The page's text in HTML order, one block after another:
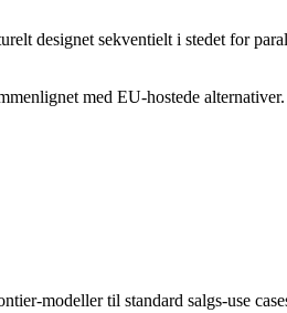
designet sekventielt i stedet for
med EU-hostede alternativer.
modeller til standard salgs-use